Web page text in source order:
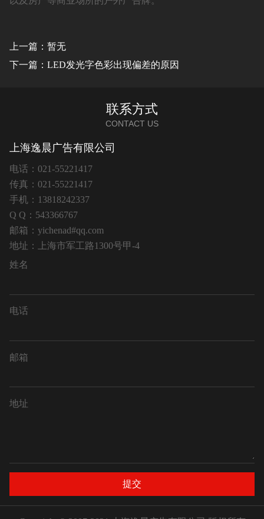
上一篇：暂无
下一篇：LED发光字色彩出现偏差的原因
联系方式
CONTACT US
上海逸晨广告有限公司
电话：021-55221417
传真：021-55221417
手机：13818242337
Q Q：543366767
邮箱：yichenad#qq.com
地址：上海市军工路1300号甲-4
姓名
电话
邮箱
地址
提交